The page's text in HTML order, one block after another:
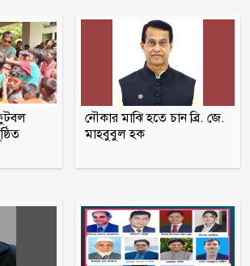
মুক্তিযুদ্ধ ছিল জনতার যুদ্ধ, কোনো রাজনৈতিক
দলের নয়: ভারপ্রাপ্ত রাষ্ট্রপতি
বরগুনায় অবহেলায় ভাগাড়ে পরিণত
তেতুলবাড়িয়া খেয়াঘাট, দুর্ভোগে শত শত
হাসিনার বক্তব্যকে আমরা সমর্থন করি না :
নৌকার মাঝি হতে চান ব্রি. জে.
মাহবুবুল হক